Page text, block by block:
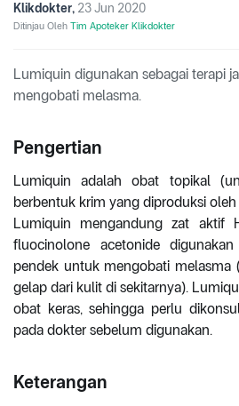
Klikdokter, 23 Jun 2020
Ditinjau Oleh Tim Apoteker Klikdokter
Lumiquin digunakan sebagai terapi
mengobati melasma.
Pengertian
Lumiquin adalah obat topikal
berbentuk krim yang diproduksi
Lumiquin mengandung zat aktif
fluocinolone acetonide
pendek untuk mengobati melasma
gelap dari kulit di sekitarnya).
obat keras, sehingga perlu
pada dokter sebelum digunakan.
Keterangan